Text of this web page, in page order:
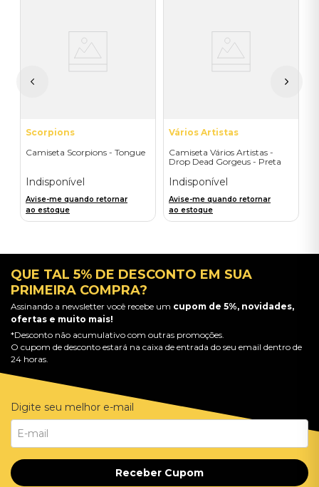
Scorpions
Camiseta Scorpions - Tongue
Indisponível
Avise-me quando retornar
ao estoque
Vários Artistas
Camiseta Vários Artistas -
Drop Dead Gorgeus - Preta
Indisponível
Avise-me quando retornar
ao estoque
QUE TAL 5% DE DESCONTO EM SUA
PRIMEIRA COMPRA?
Assinando a newsletter você recebe um cupom de 5%, novidades,
ofertas e muito mais!
*Desconto não acumulativo com outras promoções.
O cupom de desconto estará na caixa de entrada do seu email dentro de
24 horas.
Digite seu melhor e-mail
Receber Cupom